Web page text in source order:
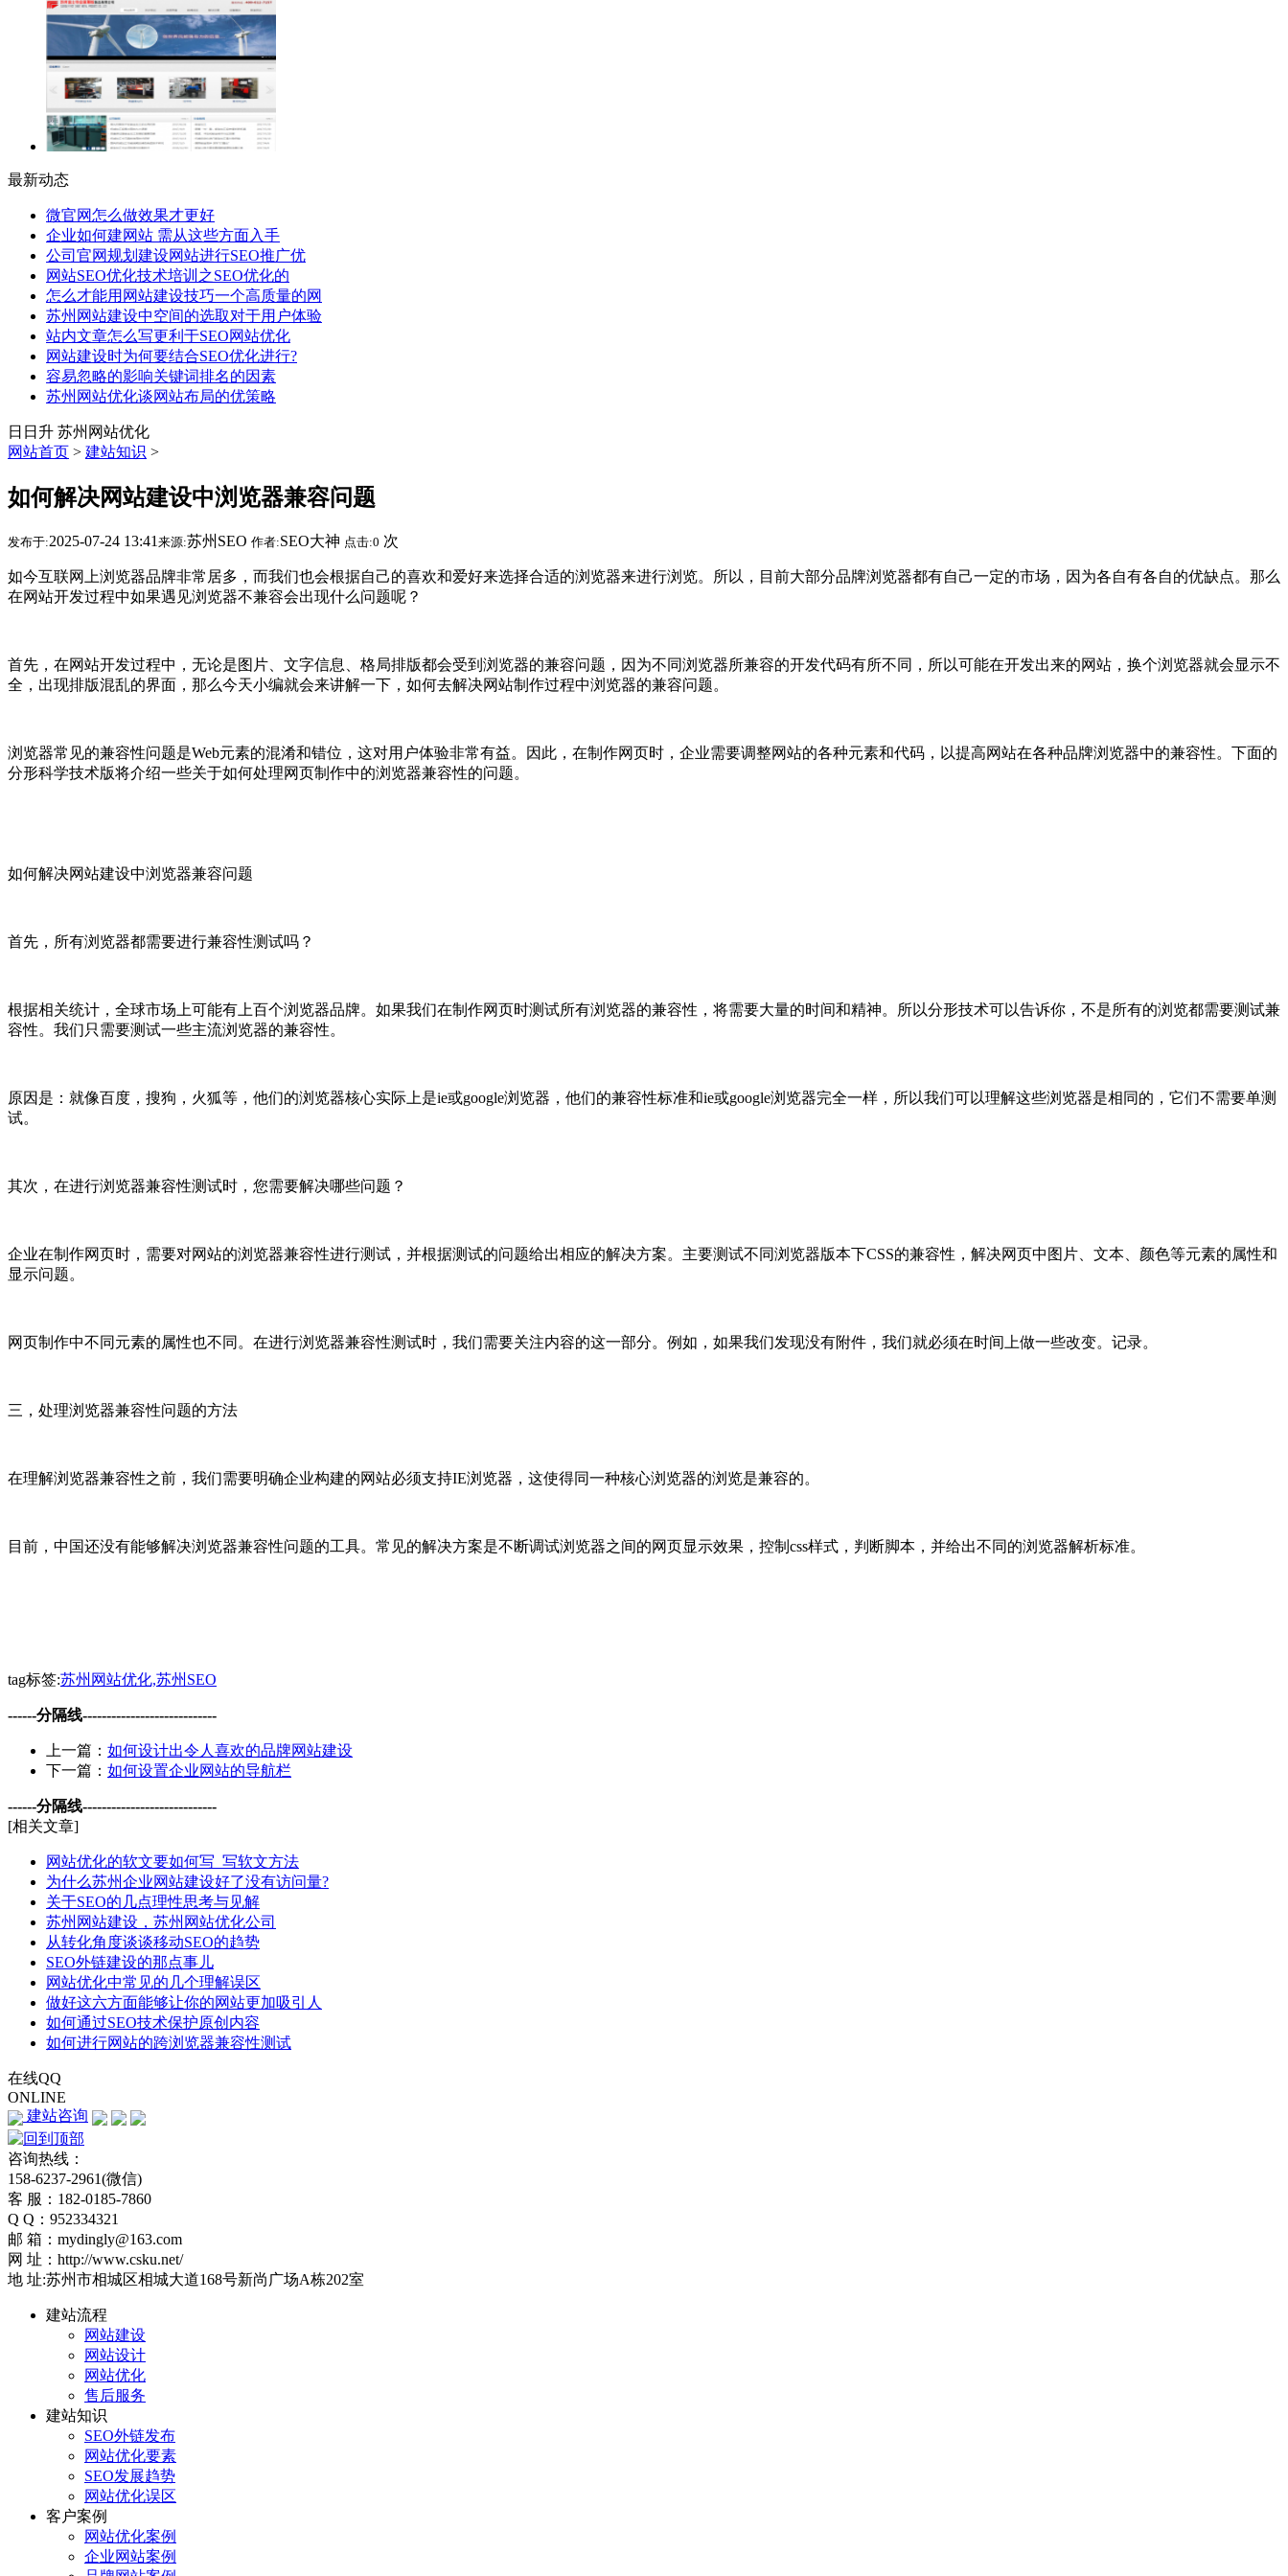
最新动态
微官网怎么做效果才更好
企业如何建网站 需从这些方面入手
公司官网规划建设网站进行SEO推广优
网站SEO优化技术培训之SEO优化的
怎么才能用网站建设技巧一个高质量的网
苏州网站建设中空间的选取对于用户体验
站内文章怎么写更利于SEO网站优化
网站建设时为何要结合SEO优化进行?
容易忽略的影响关键词排名的因素
苏州网站优化谈网站布局的优策略
日日升 苏州网站优化
网站首页 > 建站知识 >
如何解决网站建设中浏览器兼容问题
发布于:2025-07-24 13:41 来源:苏州SEO 作者:SEO大神 点击:0 次
如今互联网上浏览器品牌非常居多，而我们也会根据自己的喜欢和爱好来选择合适的浏览器来进行浏览。所以，目前大部分品牌浏览器都有自己一定的市场，因为各自有各自的优缺点。那么
在网站开发过程中如果遇见浏览器不兼容会出现什么问题呢？
首先，在网站开发过程中，无论是图片、文字信息、格局排版都会受到浏览器的兼容问题，因为不同浏览器所兼容的开发代码有所不同，所以可能在开发出来的网站，换个浏览器就会显示不
全，出现排版混乱的界面，那么今天小编就会来讲解一下，如何去解决网站制作过程中浏览器的兼容问题。
浏览器常见的兼容性问题是Web元素的混淆和错位，这对用户体验非常有益。因此，在制作网页时，企业需要调整网站的各种元素和代码，以提高网站在各种品牌浏览器中的兼容性。下面的
分形科学技术版将介绍一些关于如何处理网页制作中的浏览器兼容性的问题。
如何解决网站建设中浏览器兼容问题
首先，所有浏览器都需要进行兼容性测试吗？
根据相关统计，全球市场上可能有上百个浏览器品牌。如果我们在制作网页时测试所有浏览器的兼容性，将需要大量的时间和精神。所以分形技术可以告诉你，不是所有的浏览都需要测试兼
容性。我们只需要测试一些主流浏览器的兼容性。
原因是：就像百度，搜狗，火狐等，他们的浏览器核心实际上是ie或google浏览器，他们的兼容性标准和ie或google浏览器完全一样，所以我们可以理解这些浏览器是相同的，它们不需要单测
试。
其次，在进行浏览器兼容性测试时，您需要解决哪些问题？
企业在制作网页时，需要对网站的浏览器兼容性进行测试，并根据测试的问题给出相应的解决方案。主要测试不同浏览器版本下CSS的兼容性，解决网页中图片、文本、颜色等元素的属性和
显示问题。
网页制作中不同元素的属性也不同。在进行浏览器兼容性测试时，我们需要关注内容的这一部分。例如，如果我们发现没有附件，我们就必须在时间上做一些改变。记录。
三，处理浏览器兼容性问题的方法
在理解浏览器兼容性之前，我们需要明确企业构建的网站必须支持IE浏览器，这使得同一种核心浏览器的浏览是兼容的。
目前，中国还没有能够解决浏览器兼容性问题的工具。常见的解决方案是不断调试浏览器之间的网页显示效果，控制css样式，判断脚本，并给出不同的浏览器解析标准。
tag标签:苏州网站优化,苏州SEO
------分隔线----------------------------
上一篇： 如何设计出令人喜欢的品牌网站建设
下一篇： 如何设置企业网站的导航栏
------分隔线----------------------------
[相关文章]
网站优化的软文要如何写_写软文方法
为什么苏州企业网站建设好了没有访问量?
关于SEO的几点理性思考与见解
苏州网站建设，苏州网站优化公司
从转化角度谈谈移动SEO的趋势
SEO外链建设的那点事儿
网站优化中常见的几个理解误区
做好这六方面能够让你的网站更加吸引人
如何通过SEO技术保护原创内容
如何进行网站的跨浏览器兼容性测试
在线QQ
ONLINE
建站咨询
咨询热线：
158-6237-2961(微信)
客 服：182-0185-7860
Q Q：952334321
邮 箱：mydingly@163.com
网 址：http://www.csku.net/
地 址:苏州市相城区相城大道168号新尚广场A栋202室
建站流程
网站建设
网站设计
网站优化
售后服务
建站知识
SEO外链发布
网站优化要素
SEO发展趋势
网站优化误区
客户案例
网站优化案例
企业网站案例